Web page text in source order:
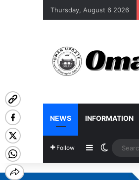
Thursday, August 6 2026
NEWS INFORMATION
Follow SidebarSwitch